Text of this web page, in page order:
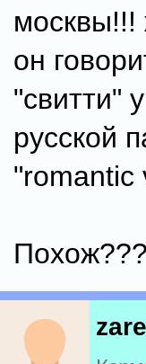
москвы!!!
он
"свитти"
русской
"romantic